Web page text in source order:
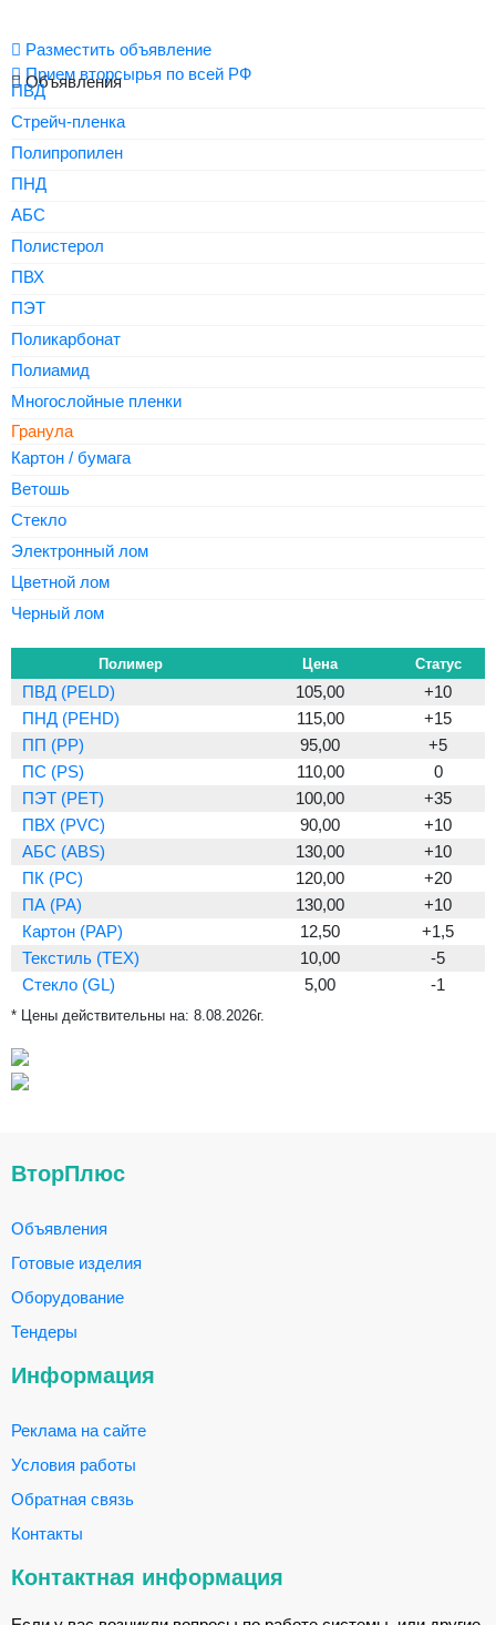
Разместить объявление
Прием вторсырья по всей РФ
Объявления
ПВД
Стрейч-пленка
Полипропилен
ПНД
АБС
Полистерол
ПВХ
ПЭТ
Поликарбонат
Полиамид
Многослойные пленки
Гранула
Картон / бумага
Ветошь
Стекло
Электронный лом
Цветной лом
Черный лом
Полимер Цена Статус
ПВД (PELD) 105,00
+10
ПНД (PEHD)
115,00
+15
ПП (PP)
95,00
+5
ПС (PS)
110,00
0
ПЭТ (PET)
100,00
+35
ПВХ (PVC)
90,00
+10
АБС (ABS)
130,00
+10
ПК (PC)
120,00
+20
ПА (PA)
130,00
+10
Картон (PAP)
12,50
+1,5
Текстиль (TEX)
10,00
-5
Стекло (GL)
5,00 -1
* Цены действительны на: 8.08.2026г.
ВторПлюс
Объявления
Готовые изделия
Оборудование
Тендеры
Информация
Реклама на сайте
Условия работы
Обратная связь
Контакты
Контактная информация